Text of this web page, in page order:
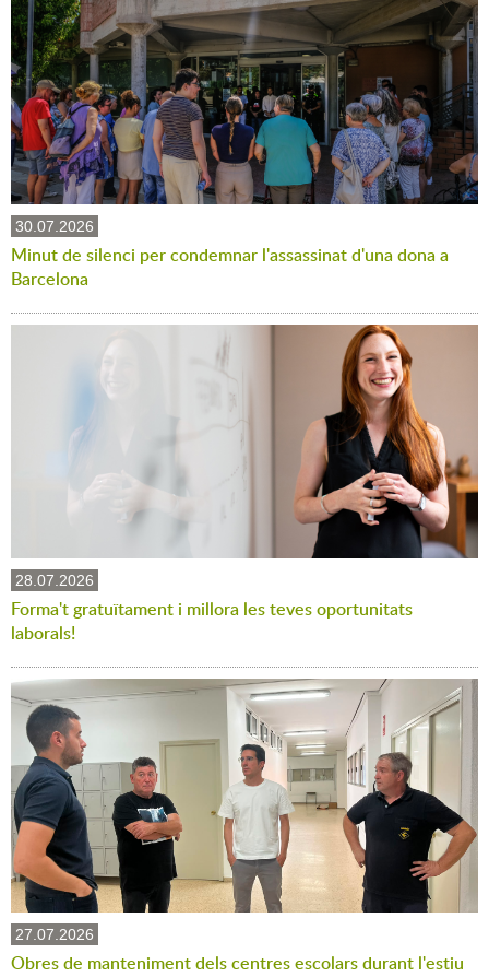
30.07.2026
Minut de silenci per condemnar l'assassinat d'una dona a
Barcelona
28.07.2026
Forma't gratuïtament i millora les teves oportunitats
laborals!
27.07.2026
Obres de manteniment dels centres escolars durant l'estiu